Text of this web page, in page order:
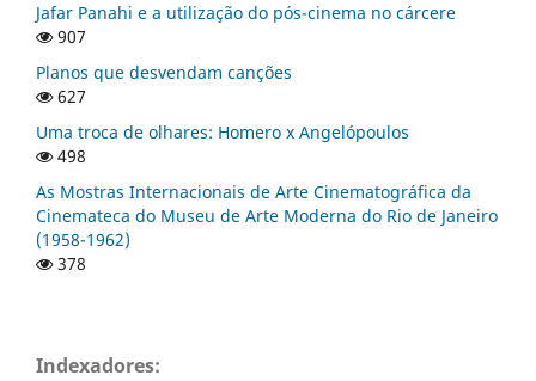
Jafar Panahi e a utilização do pós-cinema no cárcere
907
Planos que desvendam canções
627
Uma troca de olhares: Homero x Angelópoulos
498
As Mostras Internacionais de Arte Cinematográfica da
Cinemateca do Museu de Arte Moderna do Rio de Janeiro
(1958-1962)
378
Indexadores: